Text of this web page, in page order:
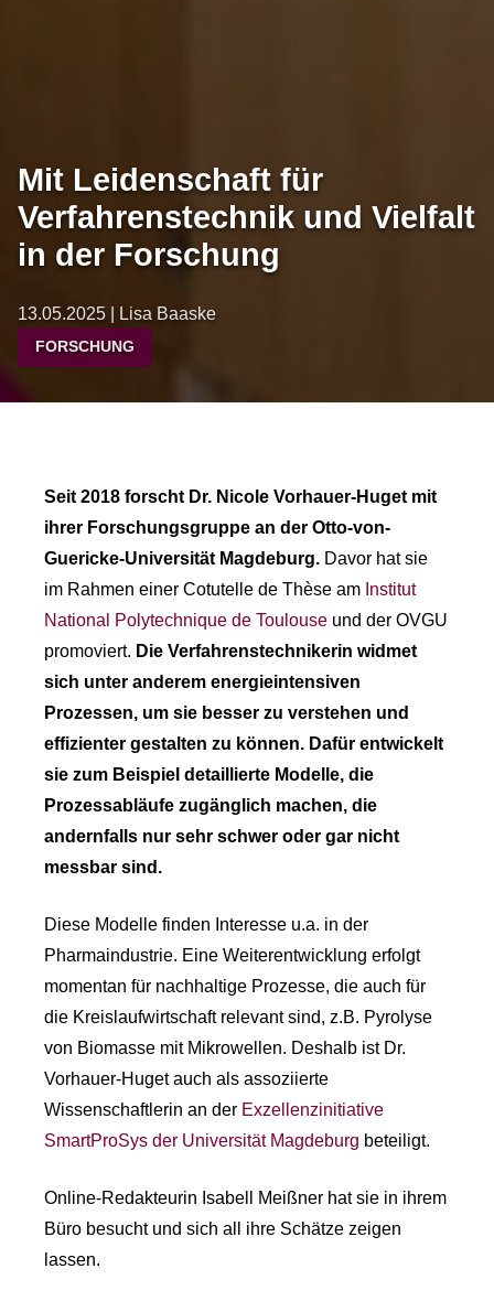
Mit Leidenschaft für
Verfahrenstechnik und Vielfalt
in der Forschung
13.05.2025 | Lisa Baaske
FORSCHUNG
Seit 2018 forscht Dr. Nicole Vorhauer-Huget mit
ihrer Forschungsgruppe an der Otto-von-
Guericke-Universität Magdeburg. Davor hat sie
im Rahmen einer Cotutelle de Thèse am Institut
National Polytechnique de Toulouse und der OVGU
promoviert. Die Verfahrenstechnikerin widmet
sich unter anderem energieintensiven
Prozessen, um sie besser zu verstehen und
effizienter gestalten zu können. Dafür entwickelt
sie zum Beispiel detaillierte Modelle, die
Prozessabläufe zugänglich machen, die
andernfalls nur sehr schwer oder gar nicht
messbar sind.
Diese Modelle finden Interesse u.a. in der
Pharmaindustrie. Eine Weiterentwicklung erfolgt
momentan für nachhaltige Prozesse, die auch für
die Kreislaufwirtschaft relevant sind, z.B. Pyrolyse
von Biomasse mit Mikrowellen. Deshalb ist Dr.
Vorhauer-Huget auch als assoziierte
Wissenschaftlerin an der Exzellenzinitiative
SmartProSys der Universität Magdeburg beteiligt.
Online-Redakteurin Isabell Meißner hat sie in ihrem
Büro besucht und sich all ihre Schätze zeigen
lassen.